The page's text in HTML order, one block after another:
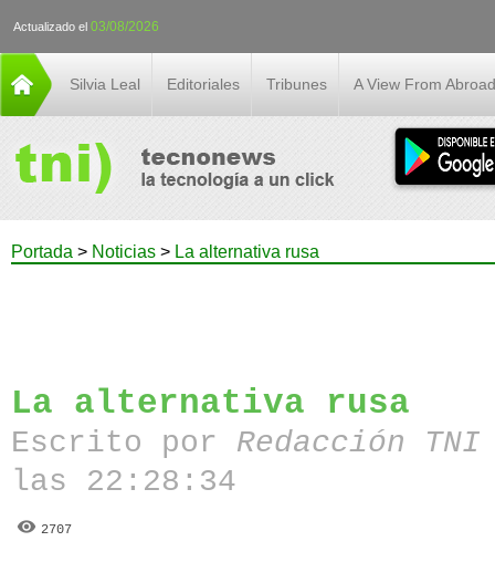
Actualizado el 03/08/2026
Silvia Leal Editoriales Tribunes A View From Abroad
Portada > Noticias > La alternativa rusa
La alternativa rusa
Escrito por Redacción
las 22:28:34
2707